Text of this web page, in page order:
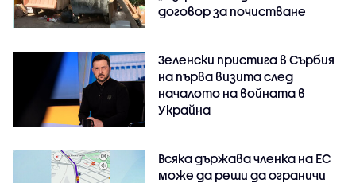
договор за почистване
Зеленски пристига в Сърбия
на първа визита след
началото на войната в
Украйна
Всяка държава членка на ЕС
може да реши да ограничи